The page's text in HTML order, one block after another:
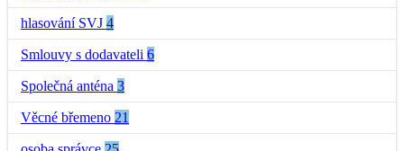
hlasování SVJ 4
Smlouvy s dodavateli 6
Společná anténa 3
Věcné břemeno 21